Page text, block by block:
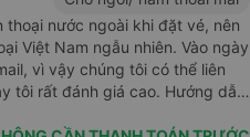
thoại nước ngoài khi đặt vé, nên
Việt Nam ngẫu nhiên. Vào ngày
vì vậy chúng tôi có thể liên
tôi rất đánh giá cao. Hướng dẫn
sạch sẽ, tôi được phát một